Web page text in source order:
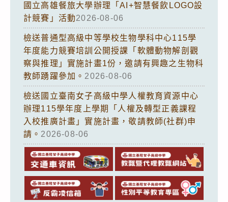
國立高雄餐旅大學辦理「AI+智慧餐飲LOGO設
計競賽」活動2026-08-06
檢送普通型高級中等學校生物學科中心115學
年度能力競賽培訓公開授課「軟體動物解剖觀
察與推理」實施計畫1份，邀請有興趣之生物科
教師踴躍參加。 2026-08-06
檢送國立臺南女子高級中學人權教育資源中心
辦理115學年度上學期「人權及轉型正義課程
入校推廣計畫」實施計畫，敬請教師(社群)申
請。 2026-08-06